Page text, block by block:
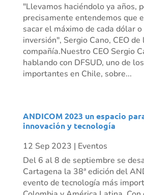
"Llevamos haciéndolo ya años,
precisamente entendemos que
sacar el máximo de cada dólar o
inversión", Sergio Cano, CEO de
compañía.Nuestro CEO Sergio
hablando con DFSUD, uno de
importantes en Chile, sobre...
ANDICOM 2023 un espacio
innovación y tecnología
12 Sep 2023 | Eventos
Del 6 al 8 de septiembre se
Cartagena la 38ª edición del
evento de tecnología más